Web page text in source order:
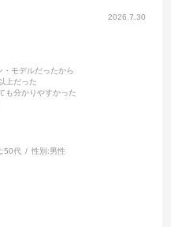
2026.7.30
・モデルだったから
だった
分かりやすかった
:50代 性別:男性